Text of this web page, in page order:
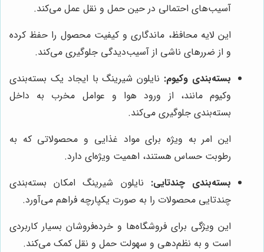
آسیب‌های احتمالی در حین حمل و نقل عمل می‌کند.
این لایه محافظ، ماندگاری و کیفیت محصول را حفظ کرده
و از ضررهای ناشی از آسیب‌دیدگی جلوگیری می‌کند.
بسته‌بندی وکیوم: نایلون شیرینگ با ایجاد یک بسته‌بندی
وکیوم مانند، از ورود هوا و عوامل مخرب به داخل
بسته‌بندی جلوگیری می‌کند.
این امر به ویژه برای مواد غذایی و محصولاتی که به
رطوبت حساس هستند، اهمیت ویژه‌ای دارد.
بسته‌بندی چندتایی: نایلون شیرینگ امکان بسته‌بندی
چندتایی محصولات را به صورت یکپارچه فراهم می‌آورد.
این ویژگی برای فروشگاه‌ها و خرده‌فروشان بسیار کاربردی
است و به نظم‌دهی و سهولت حمل و نقل کمک می‌کند.